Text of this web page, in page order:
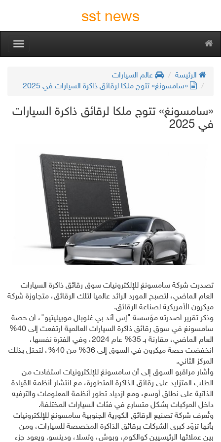
sst news
الرئيسة
عالم السيارات
«سامسونغ» تتوج ملكا لرقائق ذاكرة السيارات في 2025
«سامسونغ» تتوج ملكا لرقائق ذاكرة السيارات
في 2025
تصدرت شركة سامسونغ للإلكترونيات سوق رقائق ذاكرة السيارات
العام الماضي، لتصبح المورد الرائد عالميا لتلك الرقائق، متجاوزة شركة
ميكرون الأمريكية لصناعة الرقائق.
وذكر تقرير أصدرته مؤسسة "إس آند بي غلوبال موبيليتيو"، أن حصة
سامسونغ في سوق رقائق ذاكرة السيارات العالمية ارتفعت إلى 40%
العام الماضي، مقارنة بـ 35% عام 2024، وفي الفترة نفسها،
انخفضت حصة ميكرون في السوق إلى 36% من 40%، لتحتل بذلك
المركز الثاني.
وأشار مراقبو السوق إلى أن سامسونغ للإلكترونيات استفادت من
الطلب المتزايد على رقائق الذاكرة المتطورة، مع انتشار أنظمة القيادة
الذاتية على نطاق أوسع، ومع ازدياد تطور أنظمة المعلومات والترفيه
داخل المركبات بشكل متسارع في فئات السيارات المختلفة.
وتُعرف شركة تصنيع الرقائق الكورية الجنوبية سامسونغ للإلكترونيات
بأنها تزوّد كبرى الشركات برقائق الذاكرة المخصصة للسيارات، ومن
بين عملائها الرئيسيين كوالكوم، وبوش، وتسلا، ودينسو. ويعود جزء